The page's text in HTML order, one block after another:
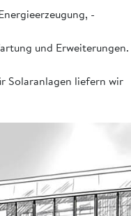
-
und Erweiterungen.
Solaranlagen liefern wir